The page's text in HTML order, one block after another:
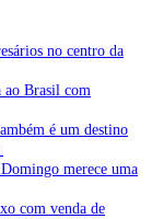
no centro da
ao Brasil com
é um destino
merece uma
com venda de